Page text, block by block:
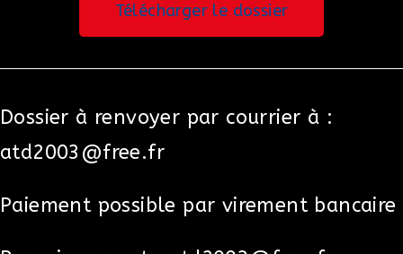
Télécharger le dossier
Dossier à renvoyer par courrier à :
atd2003@free.fr
Paiement possible par virement bancaire